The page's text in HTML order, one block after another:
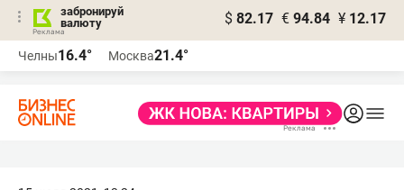
забронируй
валюту
$ 82.17 € 94.84 ¥ 12.17
Челны16.4° Москва21.4°